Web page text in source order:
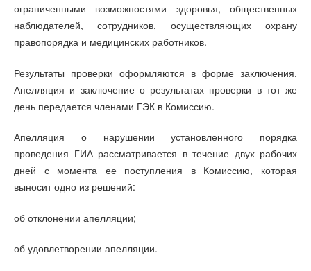
ограниченными возможностями здоровья, общественных
наблюдателей, сотрудников, осуществляющих охрану
правопорядка и медицинских работников.
Результаты проверки оформляются в форме заключения.
Апелляция и заключение о результатах проверки в тот же
день передается членами ГЭК в Комиссию.
Апелляция о нарушении установленного порядка
проведения ГИА рассматривается в течение двух рабочих
дней с момента ее поступления в Комиссию, которая
выносит одно из решений:
об отклонении апелляции;
об удовлетворении апелляции.